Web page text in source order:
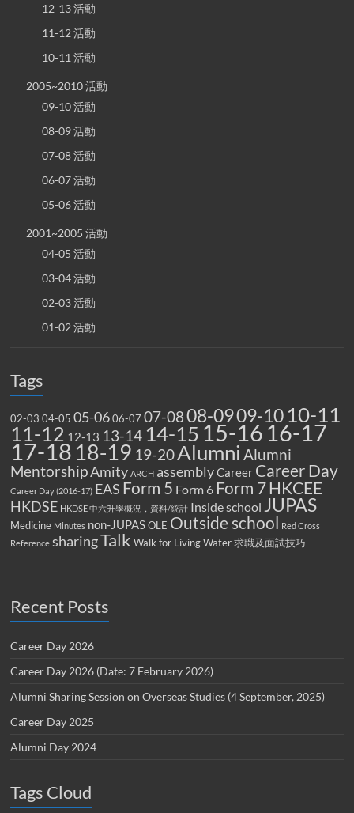
12-13 活動
11-12 活動
10-11 活動
2005~2010 活動
09-10 活動
08-09 活動
07-08 活動
06-07 活動
05-06 活動
2001~2005 活動
04-05 活動
03-04 活動
02-03 活動
01-02 活動
Tags
02-03 04-05 05-06 06-07 07-0808-0909-10 10-11
11-12 12-13 13-14 14-15 15-16 16-17
17-18 18-19 19-20Alumni Alumni
MentorshipAmity ARCH assemblyCareer Career Day
Career Day (2016-17) EAS Form 5 Form 6 Form 7HKCEE
HKDSE HKDSE 中六升學概況，資料/統計 Inside school JUPAS
Medicine Minutes non-JUPAS OLE Outside school Red Cross
Reference sharingTalk Walk for Living Water 求職及面試技巧
Recent Posts
Career Day 2026
Career Day 2026 (Date: 7 February 2026)
Alumni Sharing Session on Overseas Studies (4 September, 2025)
Career Day 2025
Alumni Day 2024
Tags Cloud